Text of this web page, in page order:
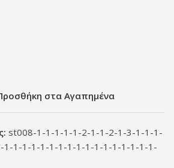
στα Αγαπημένα
st008-1-1-1-1-1-2-1-1-2-1-3-1-1-1-
1-1-1-1-1-1-1-1-1-1-1-1-1-1-1-1-1-